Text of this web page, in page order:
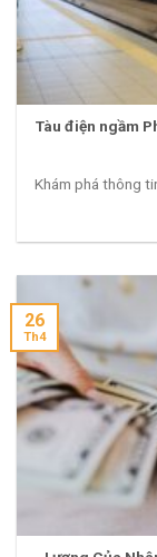
Tàu điện ngầm
Khám phá thông
26
Th4